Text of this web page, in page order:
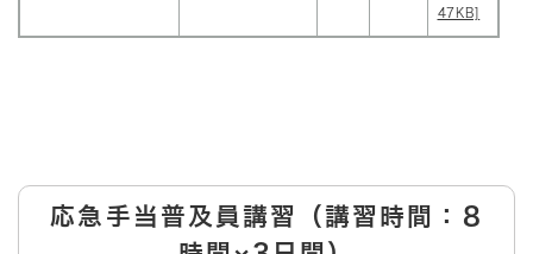
47KB]
応急手当普及員講習（講習時間：8